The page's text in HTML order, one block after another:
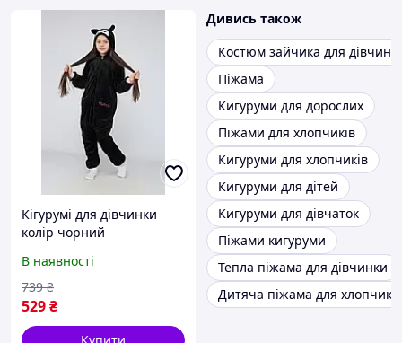
Кігурумі для дівчинки
колір чорний
В наявності
529₴
739 ₴
Дивись також
Костюм зайчика для
Піжама
Кигуруми для дорослих
Піжами для хлопчиків
Кигуруми для хлопчиків
Кигуруми для дітей
Кигуруми для дівчаток
Піжами кигуруми
Тепла піжама для дівчинки
Дитяча піжама для хлопчика